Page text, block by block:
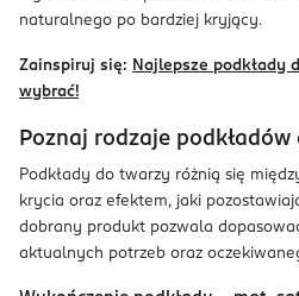
naturalnego po bardziej kryjący.
Zainspiruj się: Najlepsze podkłady
wybrać!
Poznaj rodzaje
Podkłady do twarzy różnią się
krycia oraz efektem, jaki
dobrany produkt pozwala
aktualnych potrzeb oraz